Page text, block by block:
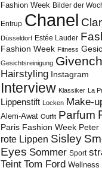
Fashion Week Bilder der
Entrup Chanel
Düsseldorf Estée Lauder
Fashion Week Fitness
Gesichtsreinigung
Hairstyling Instagram
Interview Klassiker La
Lippenstift Locken Make-
Alem-Awat Outfit Parfum
Paris Fashion Week Peter
rote Lippen Sisley
Eyes Sommer Sport
Teint Tom Ford Wellness